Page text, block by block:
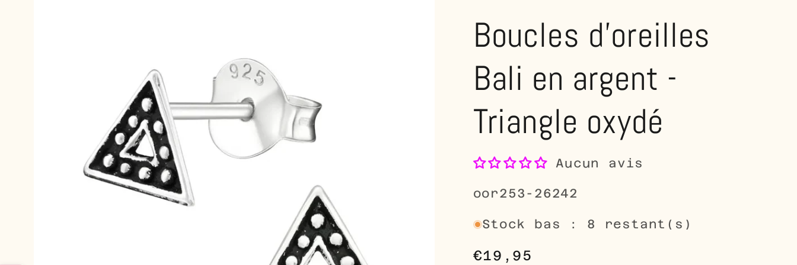
Boucles d'oreilles
Bali en argent -
Triangle oxydé
Aucun avis
SKU:
oor253-26242
Stock bas : 8 restant(s)
Prix
€19,95